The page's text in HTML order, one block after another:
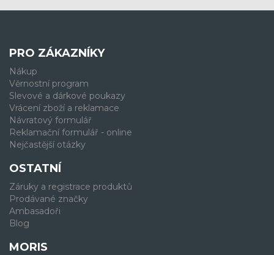
PRO ZÁKAZNÍKY
Nákup
Věrnostní program
Slevové a dárkové poukazy
Vrácení zboží a reklamace
Návratový formulář
Reklamační formulář - online
Nejčastější otázky
OSTATNÍ
Záruky a registrace produktů
Prodávané značky
Ambasadoři
Blog
MORIS